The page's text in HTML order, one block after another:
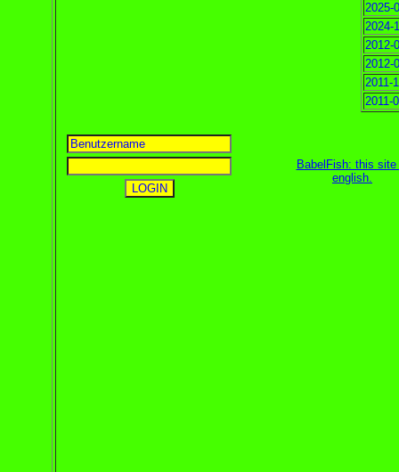
2025-
2024-
2012-
2012-
2011-
2011-
BabelFish: this site
english.